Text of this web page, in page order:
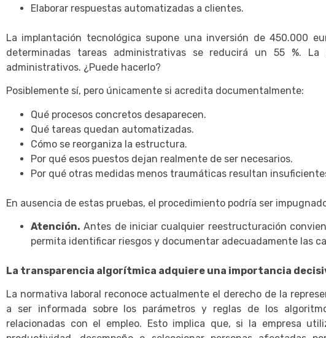
Elaborar respuestas automatizadas a clientes.
La implantación tecnológica supone una inversión de 450.000
determinadas tareas administrativas se reducirá un 55 %.
administrativos. ¿Puede hacerlo?
Posiblemente sí, pero únicamente si acredita documentalmente:
Qué procesos concretos desaparecen.
Qué tareas quedan automatizadas.
Cómo se reorganiza la estructura.
Por qué esos puestos dejan realmente de ser necesarios.
Por qué otras medidas menos traumáticas resultan
En ausencia de estas pruebas, el procedimiento podría ser
Atención. Antes de iniciar cualquier reestructuración
permita identificar riesgos y documentar adecuadamente las
La transparencia algorítmica adquiere una importancia
La normativa laboral reconoce actualmente el derecho de la
a ser informada sobre los parámetros y reglas de los
relacionadas con el empleo. Esto implica que, si la empresa